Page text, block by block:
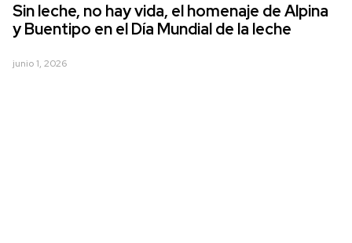
Sin leche, no hay vida, el homenaje de Alpina
y Buentipo en el Día Mundial de la leche
junio 1, 2026